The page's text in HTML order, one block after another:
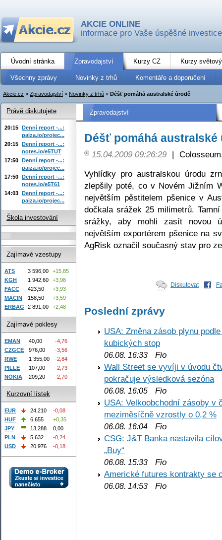
AKCIE ONLINE
informace pro Vaše úspěšné investice
Úvodní stránka Zpravodajství Kurzy CZ Kurzy
Všechny zprávy Novinky z trhů Komentáře a doporučení
Akcie.cz » Zpravodajství » Novinky z trhů » Déšť pomáhá australské úrodě
Zpravodajství
Déšť pomáhá australské
15.04.2009 09:26:29 |
Vyhlídky pro australskou úrodu
zlepšily poté, co v Novém Jižním
největším pěstitelem pšenice v
dočkala srážek 25 milimetrů.
srážky, aby mohli zasít novou
největším exportérem pšenice na
AgRisk označil současný stav pro
Diskutovat
Poslední zprávy
USA: Změna zásob plynu
kubických stop
06.08. 16:33 Fio
Wall Street se vyvíji v úvodu
pokračuje výsledková sezóna
06.08. 16:05 Fio
USA: Velkoobchodní zásoby v
meziměsíčně vzrostly o 0,2 %
06.08. 16:04 Fio
CSG: J&T Banka nastavila
„Buy“
06.08. 15:33 Fio
Americké futures kontrakty se
06.08. 14:53 Fio
Právě diskutujete
20:15 Denní report -...:
paiza.io/projec...
20:15 Denní report -...:
notes.io/e5TUT
17:50 Denní report -...:
paiza.io/projec...
17:50 Denní report -...:
notes.io/e5T61
14:03 Denní report -...:
paiza.io/projec...
Škola investování
Zajímavé vzestupy
ATS 3 596,00
+15,85
KGH
1 942,60
+3,98
FACC
423,50
+3,93
MACIN
158,50
+3,59
ERBAG
2 891,00 +2,48
Zajímavé poklesy
EMAN 40,00
-4,76
CZGCE
976,00
-3,56
RWE
1 355,00
-2,84
PILLE
107,00
-2,73
NOKIA
209,20 -2,70
Kurzovní lístek
EUR 24,210
-0,08
HUF
6,655
+0,35
JPY
13,288
0,00
PLN
5,632
-0,24
USD
20,976 -0,18